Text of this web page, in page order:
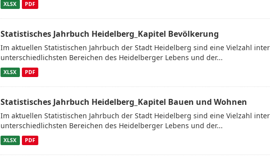
XLSX PDF
Statistisches Jahrbuch Heidelberg_Kapitel Bevölkerung
Im aktuellen Statistischen Jahrbuch der Stadt Heidelberg sind eine Vielzahl
unterschiedlichsten Bereichen des Heidelberger Lebens und der...
XLSX PDF
Statistisches Jahrbuch Heidelberg_Kapitel Bauen und Wohnen
Im aktuellen Statistischen Jahrbuch der Stadt Heidelberg sind eine Vielzahl
unterschiedlichsten Bereichen des Heidelberger Lebens und der...
XLSX PDF